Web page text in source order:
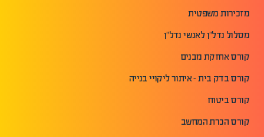
מזכירות משפטית
מסלול נדל"ן לאנשי נדל"ן
קורס אחזקת מבנים
קורס בדק בית - איתור ליקויי בנייה
קורס ביטוח
קורס הכרת המחשב